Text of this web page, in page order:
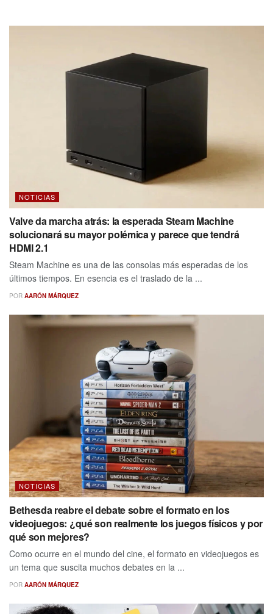
NOTICIAS
Valve da marcha atrás: la esperada Steam Machine
solucionará su mayor polémica y parece que tendrá
HDMI 2.1
Steam Machine es una de las consolas más esperadas de los
últimos tiempos. En esencia es el traslado de la ...
POR AARÓN MÁRQUEZ
NOTICIAS
Bethesda reabre el debate sobre el formato en los
videojuegos: ¿qué son realmente los juegos físicos y por
qué son mejores?
Como ocurre en el mundo del cine, el formato en videojuegos es
un tema que suscita muchos debates en la ...
POR AARÓN MÁRQUEZ